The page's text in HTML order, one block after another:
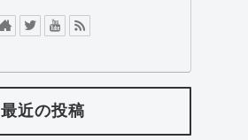
最近の投稿